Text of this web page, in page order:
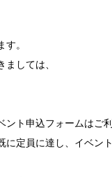
。
ましては、
ト申込フォームはご
定員に達し、イベン